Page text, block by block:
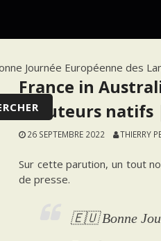
Journée Européenne des
France in
Locuteurs
26 SEPTEMBRE 2022 THIERRY
Sur cette parution, un tout
de presse.
🇪🇺 Bonne